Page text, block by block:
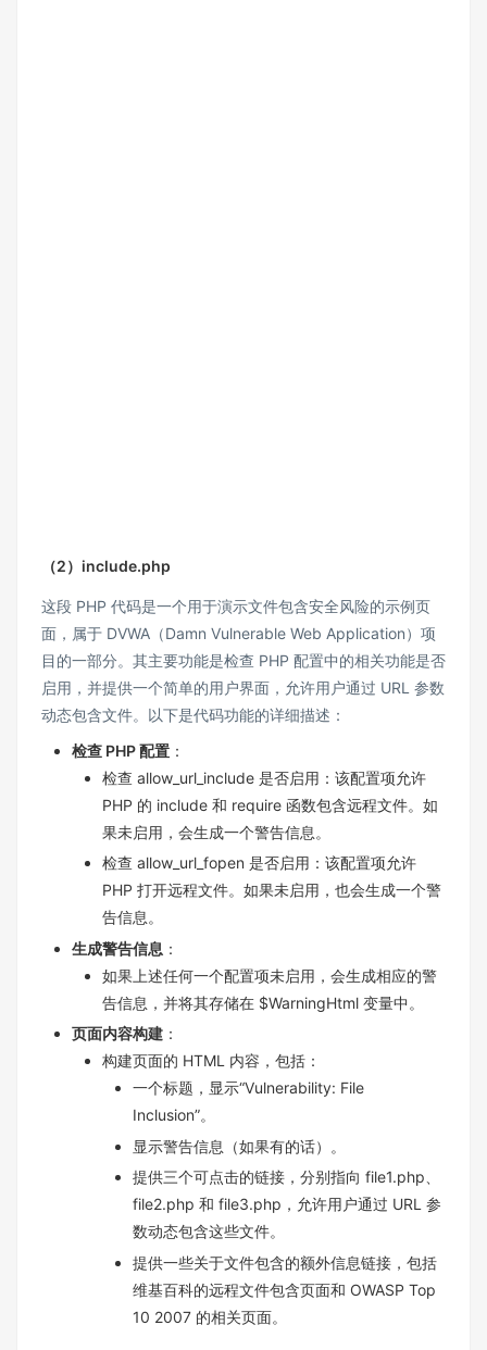
（2）include.php
这段 PHP 代码是一个用于演示文件包含安全风险的示例页
面，属于 DVWA（Damn Vulnerable Web Application）项
目的一部分。其主要功能是检查 PHP 配置中的相关功能是否
启用，并提供一个简单的用户界面，允许用户通过 URL 参数
动态包含文件。以下是代码功能的详细描述：
检查 PHP配置 ：
检查 allow_url_include 是否启用：该配置项允许
PHP 的 include 和 require 函数包含远程文件。如
果未启用，会生成一个警告信息。
检查 allow_url_fopen 是否启用：该配置项允许
PHP 打开远程文件。如果未启用，也会生成一个警
告信息。
生成警告信息 ：
如果上述任何一个配置项未启用，会生成相应的警
告信息，并将其存储在 $WarningHtml 变量中。
页面内容构建 ：
构建页面的 HTML 内容，包括：
一个标题，显示“Vulnerability: File
Inclusion”。
显示警告信息（如果有的话）。
提供三个可点击的链接，分别指向 file1.php、
file2.php 和 file3.php，允许用户通过 URL 参
数动态包含这些文件。
提供一些关于文件包含的额外信息链接，包括
维基百科的远程文件包含页面和 OWASP Top
10 2007 的相关页面。